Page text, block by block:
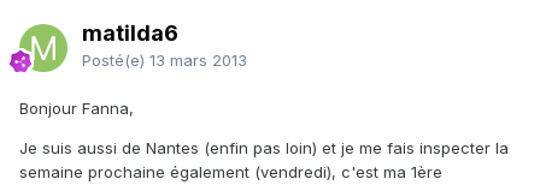
matilda6
Posté(e) 13 mars 2013
Bonjour Fanna,
Je suis aussi de Nantes (enfin pas loin) et je me fais inspecter la
semaine prochaine également (vendredi), c'est ma 1ère